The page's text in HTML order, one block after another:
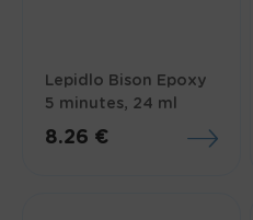
Lepidlo Bison Epoxy
5 minutes, 24 ml
8.26 €